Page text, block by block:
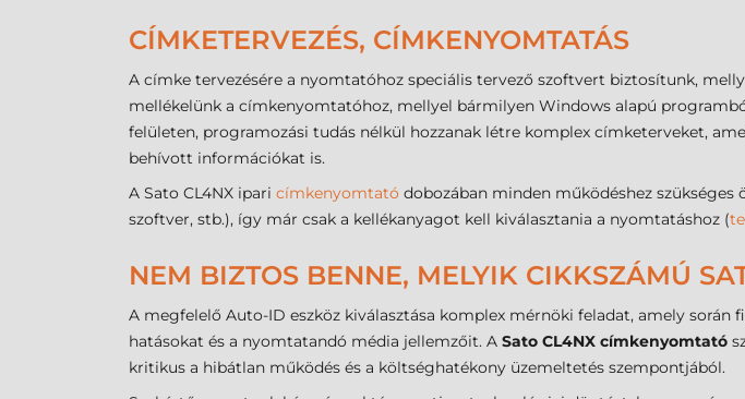
CÍMKETERVEZÉS, CÍMKENYOMTATÁS
A címke tervezésére a nyomtatóhoz speciális tervező szoftvert biztosítunk,
mellékelünk a címkenyomtatóhoz, mellyel bármilyen Windows alapú
felületen, programozási tudás nélkül hozzanak létre komplex címketerveket,
behívott információkat is.
A Sato CL4NX ipari címkenyomtató dobozában minden működéshez
szoftver, stb.), így már csak a kellékanyagot kell kiválasztania a nyomtatáshoz (
NEM BIZTOS BENNE, MELYIK CIKKSZÁMÚ
A megfelelő Auto-ID eszköz kiválasztása komplex mérnöki feladat, amely
hatásokat és a nyomtatandó média jellemzőit. A Sato CL4NX címkenyomtató
kritikus a hibátlan működés és a költséghatékony üzemeltetés szempontjából.